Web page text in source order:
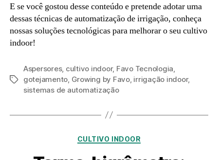
E se você gostou desse conteúdo e pretende adotar uma
dessas técnicas de automatização de irrigação, conheça
nossas soluções tecnológicas para melhorar o seu cultivo
indoor!
Aspersores, cultivo indoor, Favo Tecnologia
gotejamento Growing by Favo, irrigação indoor,
sistemas de automatização
CULTIVO INDOOR